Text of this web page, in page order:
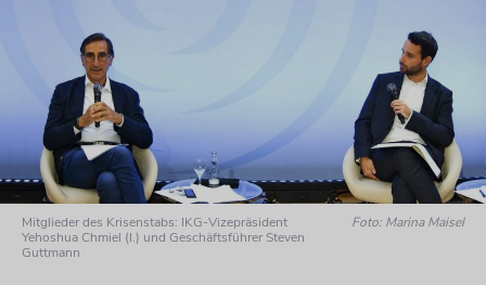
Mitglieder des Krisenstabs: IKG-Vizepräsident
Yehoshua Chmiel (l.) und Geschäftsführer Steven
Guttmann
Foto: Marina Maisel